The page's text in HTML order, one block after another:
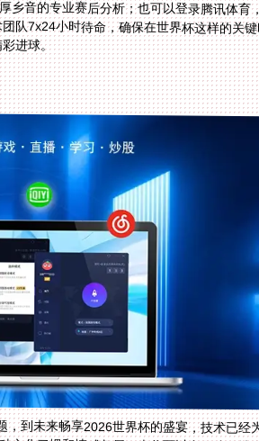
进球。
到未来畅享2026世界杯的盛宴，技术已经
文化习惯和情感归属。当你可以毫无障碍地
呐喊时，那份与家乡同在的参与感，便是
工具，准备好零食和饮料，下一个比赛日，